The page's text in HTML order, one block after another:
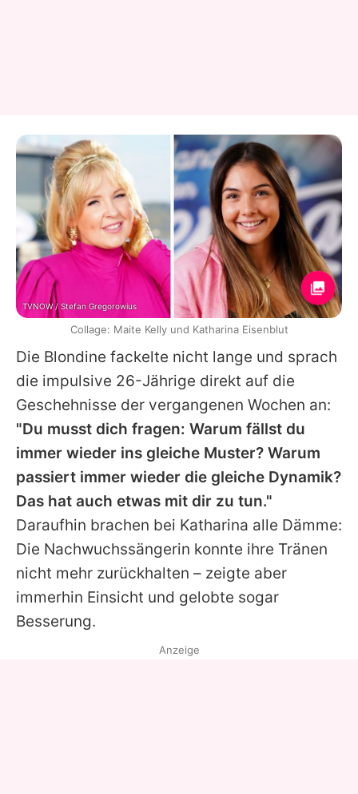
Die Blondine fackelte nicht lange und sprach
die impulsive 26-Jährige direkt auf die
Geschehnisse der vergangenen Wochen an:
"Du musst dich fragen: Warum fällst du
immer wieder ins gleiche Muster? Warum
passiert immer wieder die gleiche Dynamik?
Das hat auch etwas mit dir zu tun."
Daraufhin brachen bei Katharina alle Dämme:
Die Nachwuchssängerin konnte ihre Tränen
nicht mehr zurückhalten – zeigte aber
immerhin Einsicht und gelobte sogar
Besserung.
TVNOW / Stefan Gregorowius
Collage: Maite Kelly und Katharina Eisenblut
Anzeige